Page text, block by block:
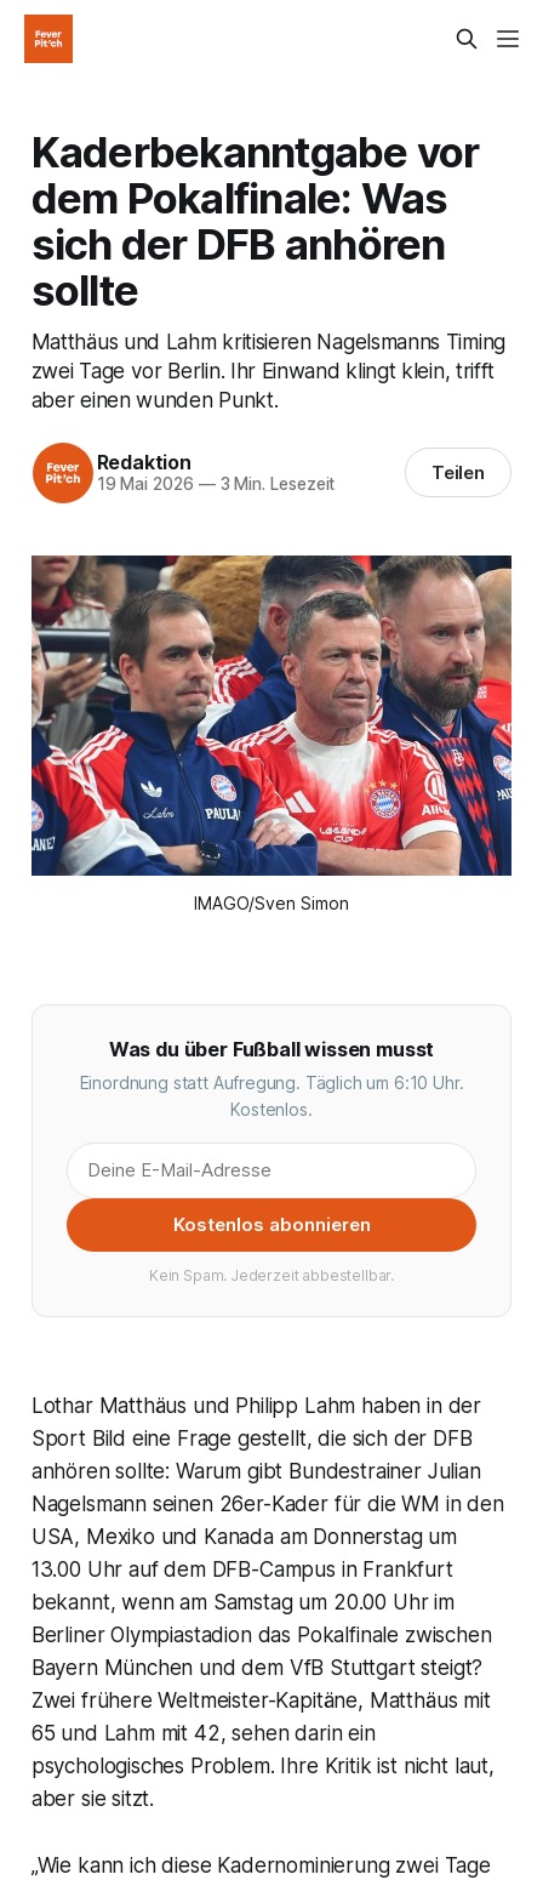
Kaderbekanntgabe vor
dem Pokalfinale: Was
sich der DFB anhören
sollte
Matthäus und Lahm kritisieren Nagelsmanns Timing
zwei Tage vor Berlin. Ihr Einwand klingt klein, trifft
aber einen wunden Punkt.
Redaktion
19 Mai 2026 —3 Min. Lesezeit Teilen
IMAGO/Sven Simon
Was du über Fußball wissen musst
Einordnung statt Aufregung. Täglich um 6:10 Uhr.
Kostenlos.
Kostenlos abonnieren
Kein Spam. Jederzeit abbestellbar.
Lothar Matthäus und Philipp Lahm haben in der
Sport Bild eine Frage gestellt, die sich der DFB
anhören sollte: Warum gibt Bundestrainer Julian
Nagelsmann seinen 26er-Kader für die WM in den
USA, Mexiko und Kanada am Donnerstag um
13.00 Uhr auf dem DFB-Campus in Frankfurt
bekannt, wenn am Samstag um 20.00 Uhr im
Berliner Olympiastadion das Pokalfinale zwischen
Bayern München und dem VfB Stuttgart steigt?
Zwei frühere Weltmeister-Kapitäne, Matthäus mit
65 und Lahm mit 42, sehen darin ein
psychologisches Problem. Ihre Kritik ist nicht laut,
aber sie sitzt.
„Wie kann ich diese Kadernominierung zwei Tage